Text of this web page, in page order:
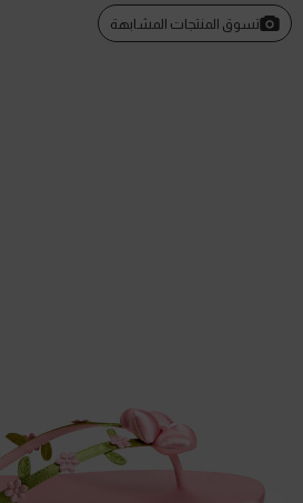
تسوق المنتجات المشابهة